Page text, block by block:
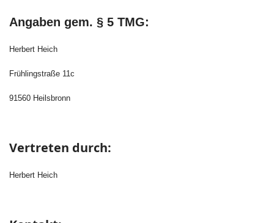
Angaben gem. § 5 TMG:
Herbert Heich
Frühlingstraße 11c
91560 Heilsbronn
Vertreten durch:
Herbert Heich